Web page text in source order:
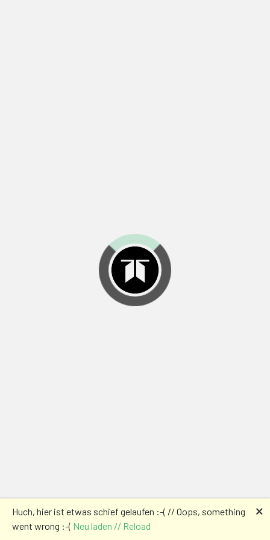
Huch, hier ist etwas schief gelaufen :-( // Oops, something
went wrong :-( Neu laden // Reload
🗙